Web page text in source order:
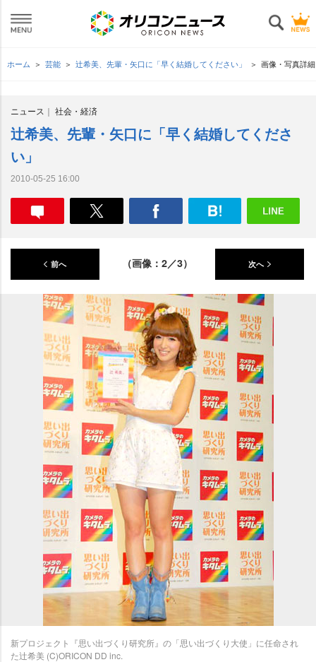
ホーム 芸能 辻希美、先輩・矢口に「早く結婚してください」 画像・写真詳細
ニュース 社会・経済
辻希美、先輩・矢口に「早く結婚してくださ
い」
2010-05-25 16:00
前へ （画像：2／3） 次へ
新プロジェクト『思い出づくり研究所』の「思い出づくり大使」に任命され
た辻希美 (C)ORICON DD inc.